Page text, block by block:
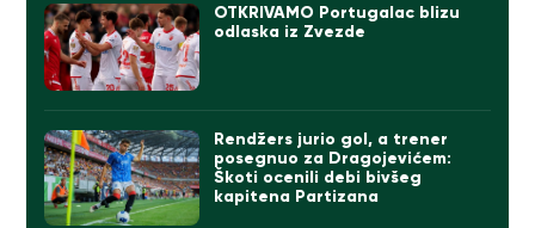
OTKRIVAMO Portugalac blizu
odlaska iz Zvezde
Rendžers jurio gol, a trener
posegnuo za Dragojevićem:
Škoti ocenili debi bivšeg
kapitena Partizana